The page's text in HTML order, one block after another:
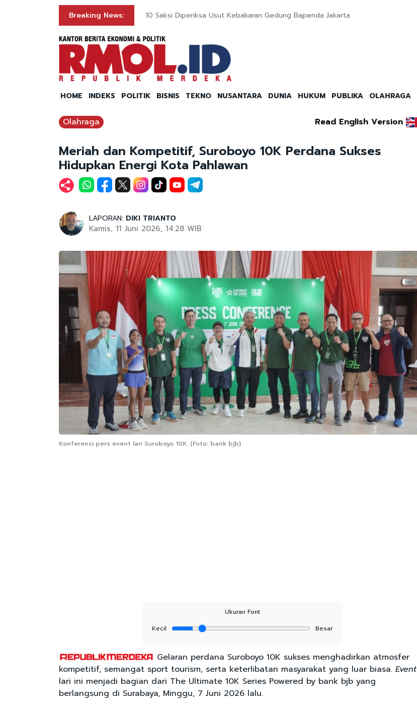
Breaking News: 10 Saksi Diperiksa Usut Kebakaran Gedung Bapenda Jakarta
HOME INDEKS POLITIK BISNIS TEKNO NUSANTARA DUNIA HUKUM PUBLIKA OLAHRAGA
Olahraga Read English Version
Meriah dan Kompetitif, Suroboyo 10K Perdana Sukses
Hidupkan Energi Kota Pahlawan
LAPORAN: DIKI TRIANTO
Kamis, 11 Juni 2026, 14:28 WIB
Konferensi pers event lari Suroboyo 10K. (Foto: bank bjb)
Ukuran Font
Kecil
Besar
Gelaran perdana Suroboyo 10K sukses menghadirkan atmosfer
kompetitif, semangat sport tourism, serta keterlibatan masyarakat yang luar biasa. Event
lari ini menjadi bagian dari The Ultimate 10K Series Powered by bank bjb yang
berlangsung di Surabaya, Minggu, 7 Juni 2026 lalu.